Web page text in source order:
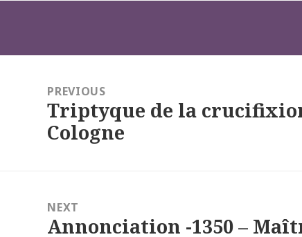
l’article
PREVIOUS
Previous
post:
Triptyque de la
Cologne
NEXT
Next
Annonciation -1350 –